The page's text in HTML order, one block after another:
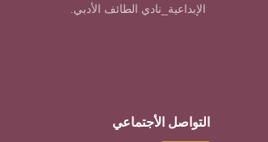
الإبداعية_نادي الطائف الأدبي.
التواصل الأجتماعي